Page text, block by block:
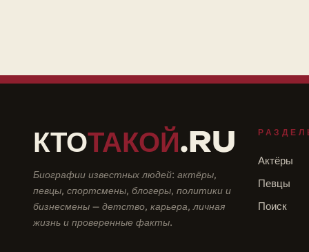
КТОТАКОЙ.RU
Биографии известных людей: актёры,
певцы, спортсмены, блогеры, политики и
бизнесмены — детство, карьера, личная
жизнь и проверенные факты.
Актёры
Певцы
Поиск